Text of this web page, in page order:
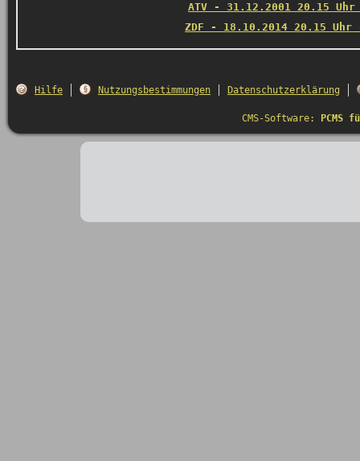
ATV - 31.12.2001 20.15
ZDF - 18.10.2014 20.15
Hilfe Nutzungsbestimmungen Datenschutzerklärung
CMS-Software: PCMS